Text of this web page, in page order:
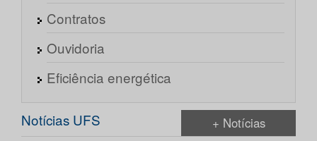
Contratos
Ouvidoria
Eficiência energética
Notícias UFS + Notícias